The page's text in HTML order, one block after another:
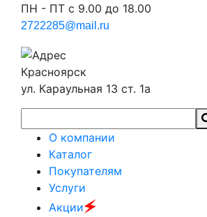
ПН - ПТ с 9.00 до 18.00
2722285@mail.ru
Красноярск
ул. Караульная 13 ст. 1а
О компании
Каталог
Покупателям
Услуги
Акции🗲